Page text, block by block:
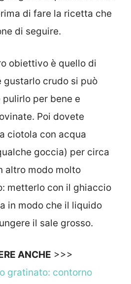
di fare la ricetta che
di seguire.
obiettivo è quello di
gustarlo crudo si può
per bene e
Poi dovete
ciotola con acqua
goccia) per circa
altro modo molto
metterlo con il ghiaccio
in modo che il liquido
il sale grosso.
ANCHE >>>
gratinato: contorno